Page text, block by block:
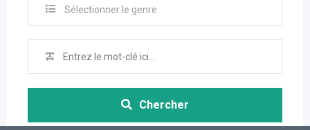
Sélectionner le genre
Chercher